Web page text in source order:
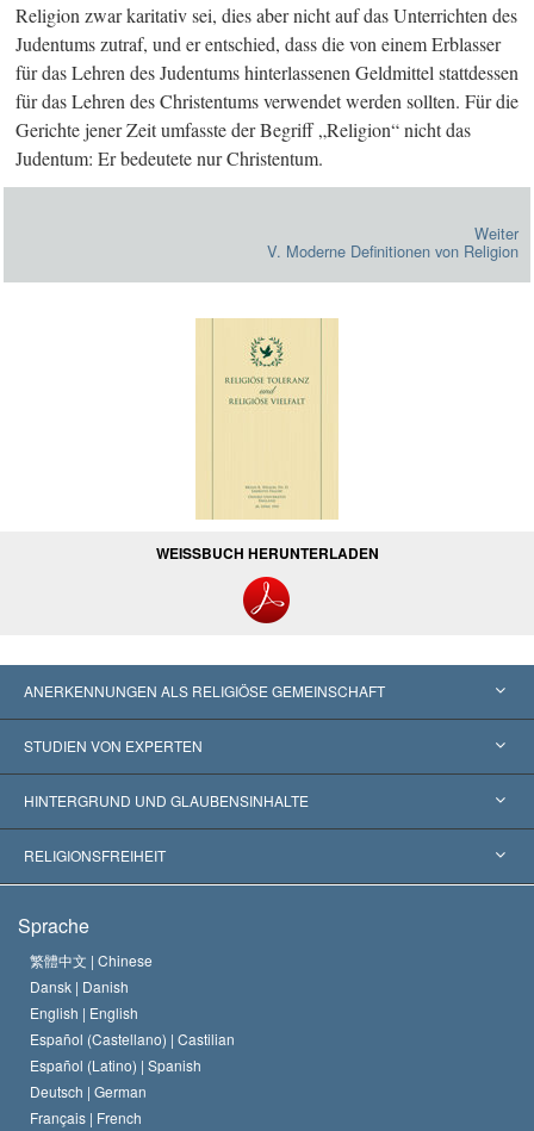
Religion zwar karitativ sei, dies aber nicht auf das Unterrichten des
Judentums zutraf, und er entschied, dass die von einem Erblasser
für das Lehren des Judentums hinterlassenen Geldmittel stattdessen
für das Lehren des Christentums verwendet werden sollten. Für die
Gerichte jener Zeit umfasste der Begriff „Religion“ nicht das
Judentum: Er bedeutete nur Christentum.
Weiter
V. Moderne Definitionen von Religion
WEISSBUCH HERUNTERLADEN
ANERKENNUNGEN ALS RELIGIÖSE GEMEINSCHAFT
Vereinigte Staaten von Amerika
Weltweite Anerkennungen
Wegweisende Entscheidungen
STUDIEN VON EXPERTEN
Gutachten nach Kategorie
Die weltweit führenden Experten
HINTERGRUND UND GLAUBENSINHALTE
L. Ron Hubbard
Das Glaubensbekenntnis der Scientology Kirche
Der Kodex eines Scientologen
David Miscavige
RELIGIONSFREIHEIT
Internationale Menschenrechtsnormen
Eine öffentliche Erklärung über Religion
Sprache
繁體中文 | Chinese
Dansk | Danish
English | English
Español (Castellano) | Castilian
Español (Latino) | Spanish
Deutsch | German
Français | French